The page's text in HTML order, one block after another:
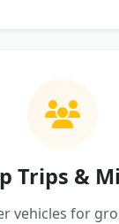
Trips &
vehicles for